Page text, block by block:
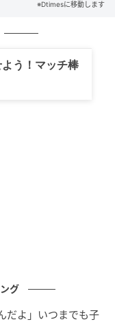
2.4G+5.2Gに対
※Dtimesに移動します
う！マッチ棒
グ
だよ」いつまでも子